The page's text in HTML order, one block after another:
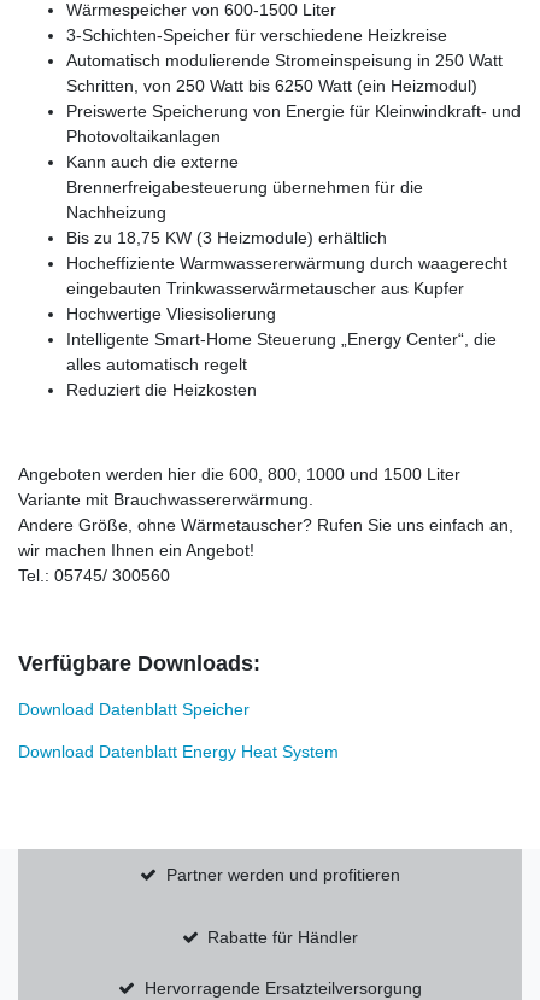
Wärmespeicher von 600-1500 Liter
3-Schichten-Speicher für verschiedene Heizkreise
Automatisch modulierende Stromeinspeisung in 250 Watt
Schritten, von 250 Watt bis 6250 Watt (ein Heizmodul)
Preiswerte Speicherung von Energie für Kleinwindkraft- und
Photovoltaikanlagen
Kann auch die externe
Brennerfreigabesteuerung übernehmen für die
Nachheizung
Bis zu 18,75 KW (3 Heizmodule) erhältlich
Hocheffiziente Warmwassererwärmung durch waagerecht
eingebauten Trinkwasserwärmetauscher aus Kupfer
Hochwertige Vliesisolierung
Intelligente Smart-Home Steuerung „Energy Center“, die
alles automatisch regelt
Reduziert die Heizkosten
Angeboten werden hier die 600, 800, 1000 und 1500 Liter
Variante mit Brauchwassererwärmung.
Andere Größe, ohne Wärmetauscher? Rufen Sie uns einfach an,
wir machen Ihnen ein Angebot!
Tel.: 05745/ 300560
Verfügbare Downloads:
Download Datenblatt Speicher
Download Datenblatt Energy Heat System
Partner werden und profitieren
Rabatte für Händler
Hervorragende Ersatzteilversorgung